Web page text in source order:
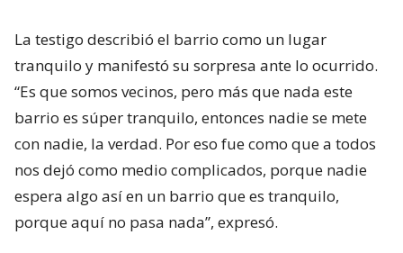
La testigo describió el barrio como un lugar
tranquilo y manifestó su sorpresa ante lo ocurrido.
“Es que somos vecinos, pero más que nada este
barrio es súper tranquilo, entonces nadie se mete
con nadie, la verdad. Por eso fue como que a todos
nos dejó como medio complicados, porque nadie
espera algo así en un barrio que es tranquilo,
porque aquí no pasa nada”, expresó.